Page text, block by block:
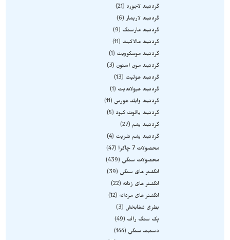
گردنبند لاجورد
21
گردنبند لاریمار 6
گردنبند مارسنگ
9
گردنبند مالاکیت
11
گردنبند موسکوویت
1
گردنبند مون استون
3
گردنبند هولیت
13
گردنبند هیولاندیت
1
گردنبند وایلد هورس
11
گردنبند یاقوت کبود
5
گردنبند یشم
27
گردنبند یشم نفریت
4
محصولات 7 چاکرا
47
محصولات سنگی
439
انگشتر های سنگی
39
انگشتر های زنانه
22
انگشتر های مردانه
12
بطری شفابخش
3
پک سنگ راف
49
دستبند سنگی
144